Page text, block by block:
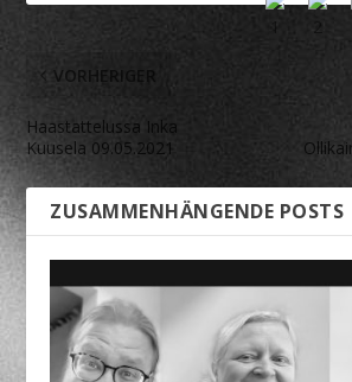
VORHERIGER
Haastattelussa Inka
Kuusela 09.05.2021
ZUSAMMENHÄNGENDE POSTS